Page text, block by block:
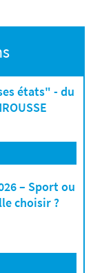
états" - du
– Sport ou
choisir ?